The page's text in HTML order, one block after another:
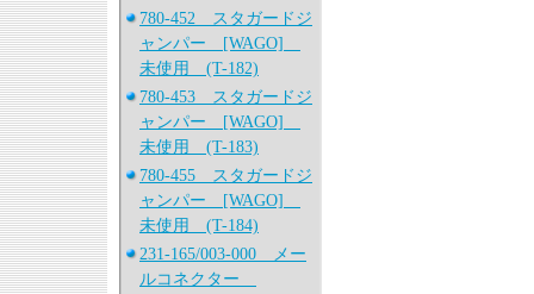
780-452 スタガードジ
ャンパー [WAGO]
未使用 (T-182)
780-453 スタガードジ
ャンパー [WAGO]
未使用 (T-183)
780-455 スタガードジ
ャンパー [WAGO]
未使用 (T-184)
231-165/003-000 メー
ルコネクター